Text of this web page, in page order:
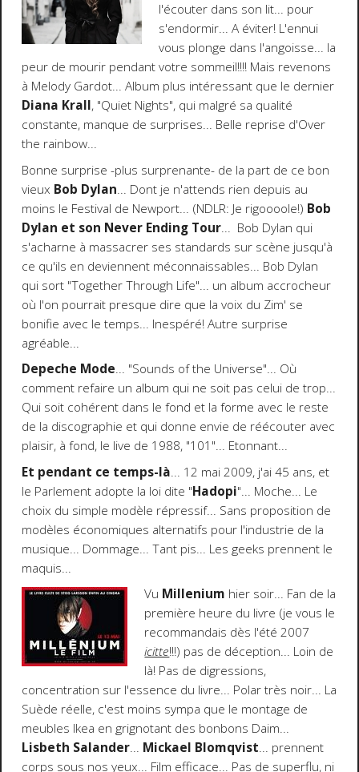
l'écouter dans son lit... pour
s'endormir... A éviter! L'ennui
vous plonge dans l'angoisse... la
peur de mourir pendant votre sommeil!!!! Mais revenons
à Melody Gardot... Album plus intéressant que le dernier
Diana Krall, "Quiet Nights", qui malgré sa qualité
constante, manque de surprises... Belle reprise d'Over
the rainbow...
Bonne surprise -plus surprenante- de la part de ce bon
vieux Bob Dylan... Dont je n'attends rien depuis au
moins le Festival de Newport... (NDLR: Je rigoooole!) Bob
Dylan et son Never Ending Tour... Bob Dylan qui
s'acharne à massacrer ses standards sur scène jusqu'à
ce qu'ils en deviennent méconnaissables... Bob Dylan
qui sort "Together Through Life"... un album accrocheur
où l'on pourrait presque dire que la voix du Zim' se
bonifie avec le temps... Inespéré! Autre surprise
agréable...
Depeche Mode... "Sounds of the Universe"... Où
comment refaire un album qui ne soit pas celui de trop...
Qui soit cohérent dans le fond et la forme avec le reste
de la discographie et qui donne envie de réécouter avec
plaisir, à fond, le live de 1988, "101"... Etonnant...
Et pendant ce temps-là... 12 mai 2009, j'ai 45 ans, et
le Parlement adopte la loi dite "Hadopi"... Moche... Le
choix du simple modèle répressif... Sans proposition de
modèles économiques alternatifs pour l'industrie de la
musique... Dommage... Tant pis... Les geeks prennent le
maquis...
Vu Millenium hier soir... Fan de la
première heure du livre (je vous le
recommandais dès l'été 2007
icitte!!!) pas de déception... Loin de
là! Pas de digressions,
concentration sur l'essence du livre... Polar très noir... La
Suède réelle, c'est moins sympa que le montage de
meubles Ikea en grignotant des bonbons Daim...
Lisbeth Salander... Mickael Blomqvist... prennent
corps sous nos yeux... Film efficace... Pas de superflu, ni